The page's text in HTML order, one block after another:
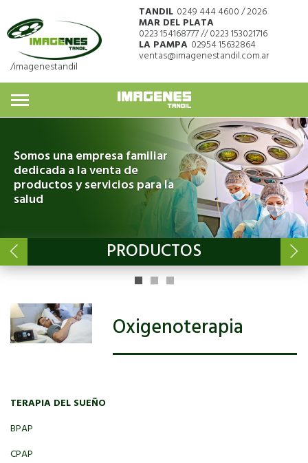
TANDIL 0249 444 4600 / 2026
MAR DEL PLATA
0223 154168777 // 0223 153021716
LA PAMPA 02954 15632864
ventas@imagenestandil.com.ar
/imagenestandil
Somos una empresa familiar
dedicada a la venta de
productos y servicios para la
salud
PRODUCTOS
Oxigenoterapia
TERAPIA DEL SUEÑO
BPAP
CPAP